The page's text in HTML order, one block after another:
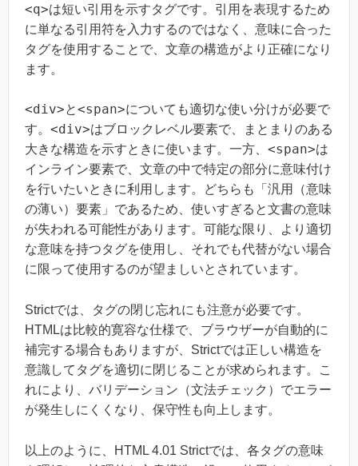
<q>は短い引用を示すタグです。引用を表現するため
に単なる引用符を入力するのではなく、意味に合った
タグを使用することで、文章の構造がより正確になり
ます。
<div>と<span>についても適切な使い分けが必要で
す。 <div>はブロックレベル要素で、まとまりのある
大きな構造を示すときに使います。一方、 <span>は
インライン要素で、文章の中で特定の部分に意味付け
を行いたいときに利用します。どちらも「汎用（意味
の薄い）要素」であるため、使いすぎると文書の意味
が失われる可能性があります。可能な限り、より適切
な意味を持つタグを使用し、それでも代替がない場合
に限って使用するのが望ましいとされています。
Strictでは、タグの閉じ忘れにも注意が必要です。
HTMLは比較的寛容な仕様で、ブラウザーが自動的に
補完する場合もありますが、Strictでは正しい構造を
意識してタグを適切に閉じることが求められます。こ
れにより、バリデーション（文法チェック）でエラー
が発生しにくくなり、保守性も向上します。
以上のように、HTML 4.01 Strictでは、各タグの意味